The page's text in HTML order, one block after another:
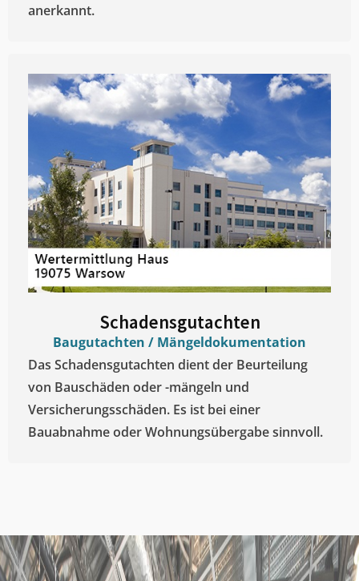
anerkannt.
Schadensgutachten
Baugutachten / Mängeldokumentation
Das Schadensgutachten dient der Beurteilung
von Bauschäden oder -mängeln und
Versicherungsschäden. Es ist bei einer
Bauabnahme oder Wohnungsübergabe sinnvoll.